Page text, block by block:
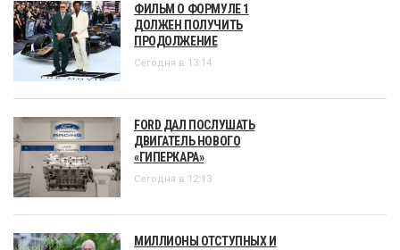
ФИЛЬМ О ФОРМУЛЕ 1
ДОЛЖЕН ПОЛУЧИТЬ
ПРОДОЛЖЕНИЕ
Сегодня в 13:14
FORD ДАЛ ПОСЛУШАТЬ
ДВИГАТЕЛЬ НОВОГО
«ГИПЕРКАРА»
Сегодня в 12:13
МИЛЛИОНЫ ОТСТУПНЫХ И